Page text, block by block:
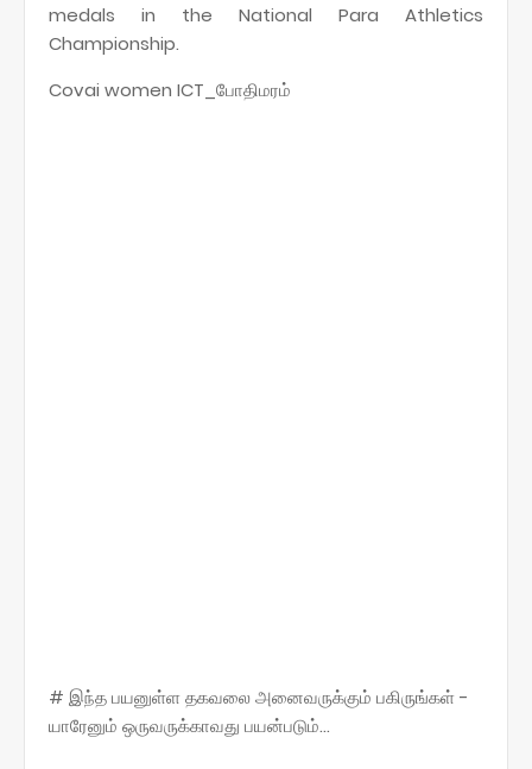
medals in the National Para Athletics
Championship.
Covai women ICT_போதிமரம்
# இந்த பயனுள்ள தகவலை அனைவருக்கும் பகிருங்கள் -
யாரேனும் ஒருவருக்காவது பயன்படும்...